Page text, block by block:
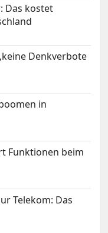
Das kostet
Denkverbote
in
Funktionen beim
Telekom: Das